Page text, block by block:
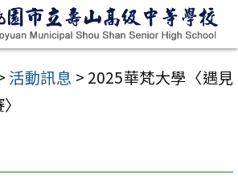
活動訊息 > 2025華梵大學〈遇見